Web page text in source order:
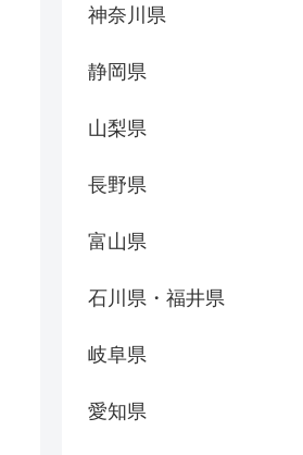
神奈川県
静岡県
山梨県
長野県
富山県
石川県・福井県
岐阜県
愛知県